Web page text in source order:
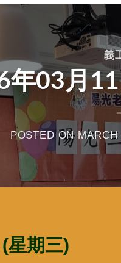
義
年03月
POSTED ON MARCH
星期三)